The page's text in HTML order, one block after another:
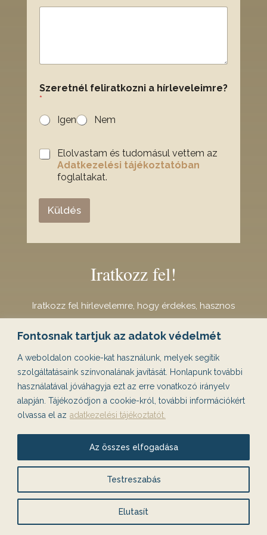
Fontosnak tartjuk az adatok védelmét
A weboldalon cookie-kat használunk, melyek segítik
szolgáltatásaink színvonalának javítását. Honlapunk további
használatával jóváhagyja ezt az erre vonatkozó irányelv
alapján. Tájékozódjon a cookie-król, további információkért
olvassa el az adatkezelési tájékoztatót.
Testreszabás
Elutasít
Az összes elfogadása
t
n
l
Szeretnél feliratkozni a hírleveleimre?
*
Igen
Nem
C
k
o
e
Elolvastam és tudomásul vettem az
Adatkezelési tájékoztatóban
foglaltakat.
Küldés
Iratkozz fel!
Iratkozz fel hírlevelemre, hogy érdekes, hasznos
HÍRLEVÉL FELIRATKOZÁS
+36 30 994 2577
Bejelentkezés: H-P: 10-16h között
Lemondó nyilatkozat